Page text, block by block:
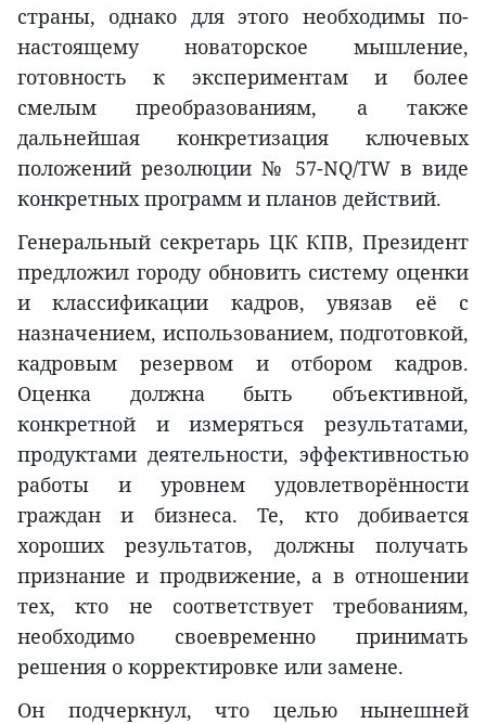
страны, однако для этого необходимы по-
настоящему новаторское мышление,
готовность к экспериментам и более
смелым преобразованиям, а также
дальнейшая конкретизация ключевых
положений резолюции № 57-NQ/TW в виде
конкретных программ и планов действий.
Генеральный секретарь ЦК КПВ, Президент
предложил городу обновить систему оценки
и классификации кадров, увязав её с
назначением, использованием, подготовкой,
кадровым резервом и отбором кадров.
Оценка должна быть объективной,
конкретной и измеряться результатами,
продуктами деятельности, эффективностью
работы и уровнем удовлетворённости
граждан и бизнеса. Те, кто добивается
хороших результатов, должны получать
признание и продвижение, а в отношении
тех, кто не соответствует требованиям,
необходимо своевременно принимать
решения о корректировке или замене.
Он подчеркнул, что целью нынешней